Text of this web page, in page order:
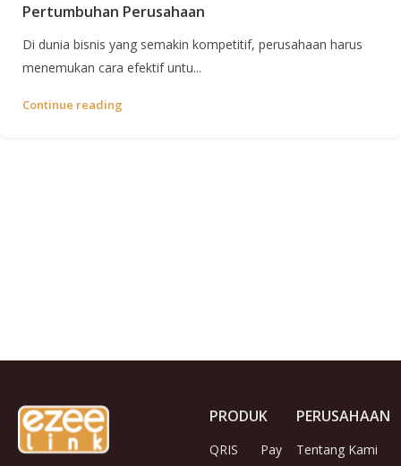
Pertumbuhan Perusahaan
Di dunia bisnis yang semakin kompetitif, perusahaan harus
menemukan cara efektif untu...
Continue reading
PRODUK
QRIS
Pay
PERUSAHAAN
Tentang Kami